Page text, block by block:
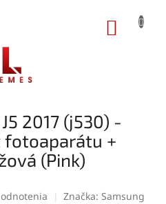
2017 (j530) -
fotoaparátu +
(Pink)
Značka: Samsung